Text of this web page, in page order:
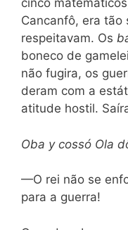
cinco
Cancanfô, era tão
respeitavam. Os
boneco de
não fugira, os
deram com a
atitude hostil.
Oba y cossó Ola
—O rei não se
para a guerra!